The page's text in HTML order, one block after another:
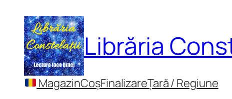
conținut
Librăria
MagazinCoșFinalizareȚară / Regiune